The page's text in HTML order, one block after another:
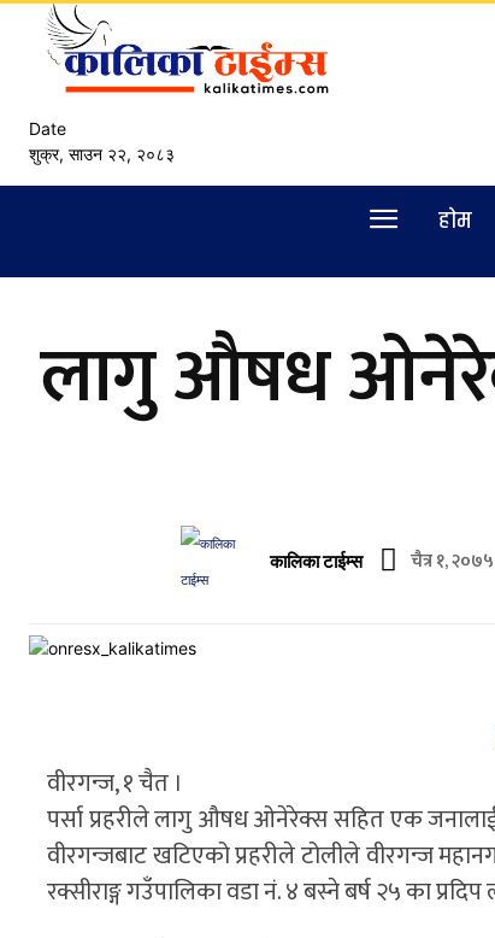
Date
शुक्र, साउन २२, २०८३
हाेम
लागु औषध
कालिका टाईम्स चैत्र १, २०७५
वीरगन्ज, १ चैत ।
पर्सा प्रहरीले लागु औषध ओनेरेक्स सहित एक जनालाई
वीरगन्जबाट खटिएको प्रहरीले टोलीले वीरगन्ज
रक्सीराङ्ग गउँपालिका वडा नं. ४ बस्ने बर्ष २५ का प्रदिप